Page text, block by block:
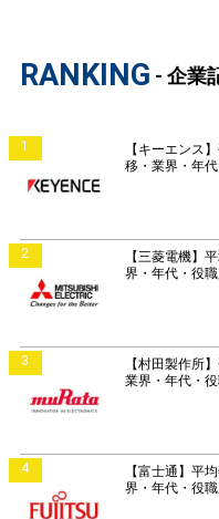
RANKING - 企業
1
【キーエンス
移・業界・年
2
【三菱電機】
界・年代・役
3
【村田製作所
業界・年代・
4
【富士通】平
界・年代・役